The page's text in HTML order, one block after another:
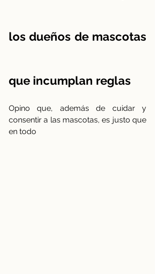
los dueños de mascotas
que incumplan reglas
Opino que, además de cuidar y
consentir a las mascotas, es justo que
en todo